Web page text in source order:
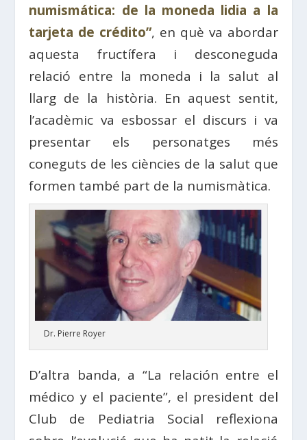
numismática: de la moneda lidia a la
tarjeta de crédito”, en què va abordar
aquesta fructífera i desconeguda
relació entre la moneda i la salut al
llarg de la història. En aquest sentit,
l’acadèmic va esbossar el discurs i va
presentar els personatges més
coneguts de les ciències de la salut que
formen també part de la numismàtica.
Dr. Pierre Royer
D’altra banda, a “La relación entre el
médico y el paciente”, el president del
Club de Pediatria Social reflexiona